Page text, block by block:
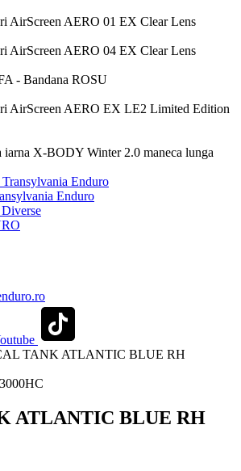
Enduro
Enduro
TANK ATLANTIC BLUE RH
ATLANTIC BLUE RH